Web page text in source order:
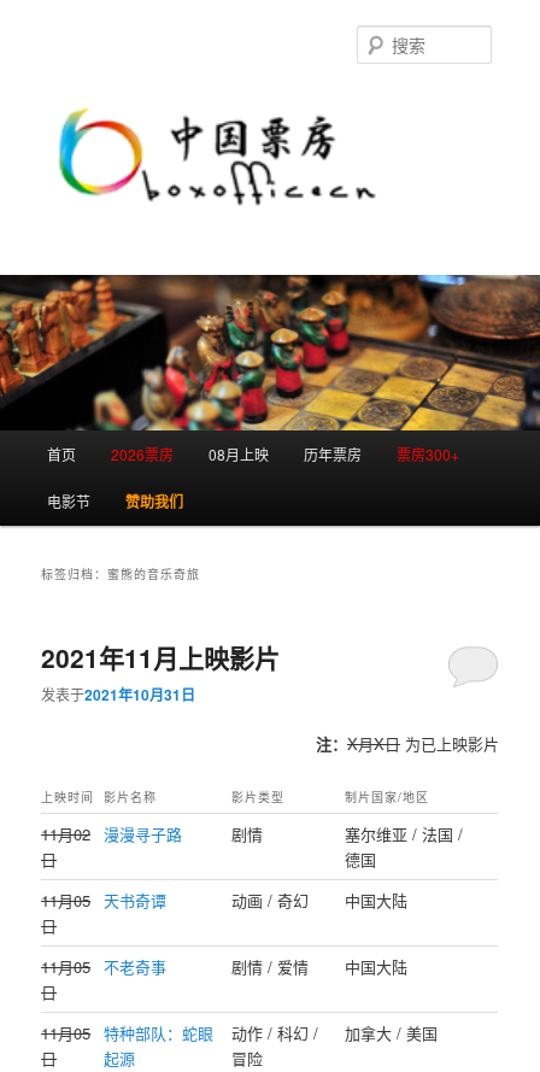
首页 2026票房 08月上映 历年票房 票房300+
电影节 赞助我们
标签归档：蜜熊的音乐奇旅
2021年11月上映影片
发表于2021年10月31日
注： X月X日为已上映影片
上映时间 影片名称 影片类型 制片国家/地区
11月02
日
漫漫寻子路 剧情
塞尔维亚 / 法国 /
德国
11月05
日
天书奇谭 动画 / 奇幻 中国大陆
11月05
日
不老奇事 剧情 / 爱情 中国大陆
11月05
日
特种部队：蛇眼
起源
动作 / 科幻 /
冒险
加拿大 / 美国